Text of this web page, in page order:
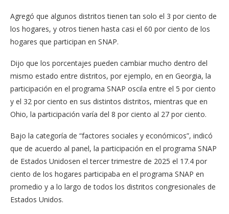
Agregó que algunos distritos tienen tan solo el 3 por ciento de
los hogares, y otros tienen hasta casi el 60 por ciento de los
hogares que participan en SNAP.
Dijo que los porcentajes pueden cambiar mucho dentro del
mismo estado entre distritos, por ejemplo, en ​en Georgia, la
participación en el programa SNAP oscila entre el 5 por ciento
y el 32 por ciento en sus distintos distritos, mientras que en
Ohio, la participación varía del 8 por ciento al 27 por ciento.
Bajo la categoría de “factores sociales y económicos”, indicó
que de acuerdo al panel, la participación en el programa SNAP
de Estados Unidosen el tercer trimestre de 2025 el 17.4 por
ciento de los hogares participaba en el programa SNAP en
promedio y a lo largo de todos los distritos congresionales de
Estados Unidos.